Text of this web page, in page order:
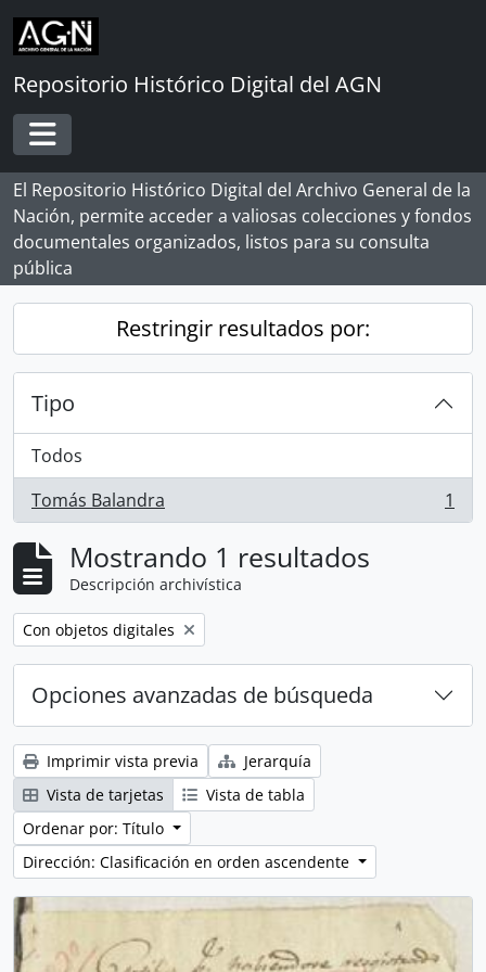
Skip to main content
Repositorio Histórico Digital del AGN
Toggle navigation
El Repositorio Histórico Digital del Archivo General de la
Nación, permite acceder a valiosas colecciones y fondos
documentales organizados, listos para su consulta
pública
Restringir resultados por:
Tipo
Todos
Tomás Balandra
, 1 resultados 1
Mostrando 1 resultados
Descripción archivística
Remove filter:
Con objetos digitales
Opciones avanzadas de búsqueda
Imprimir vista previa
Jerarquía
Vista de tarjetas
Vista de tabla
Ordenar por: Título
Dirección: Clasificación en orden ascendente